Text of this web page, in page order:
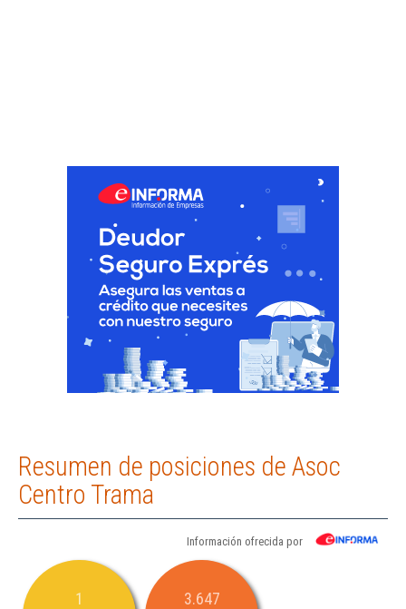
Resumen de posiciones de Asoc
Centro Trama
Información ofrecida por
1 3.647